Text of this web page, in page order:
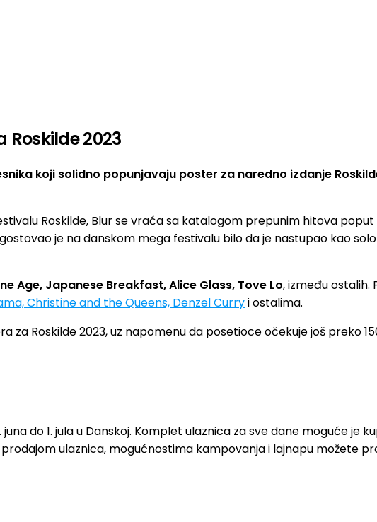
Roskilde 2023
koji solidno popunjavaju poster za naredno izdanje
Roskilde, Blur se vraća sa katalogom prepunim hitova poput
je na danskom mega festivalu bilo da je nastupao kao
Age, Japanese Breakfast, Alice Glass, Tove Lo, između ostalih.
Christine and the Queens, Denzel Curryi ostalima.
Roskilde 2023, uz napomenu da posetioce očekuje još preko
do 1. jula u Danskoj. Komplet ulaznica za sve dane moguće je
prodajom ulaznica, mogućnostima kampovanja i lajnapu možete